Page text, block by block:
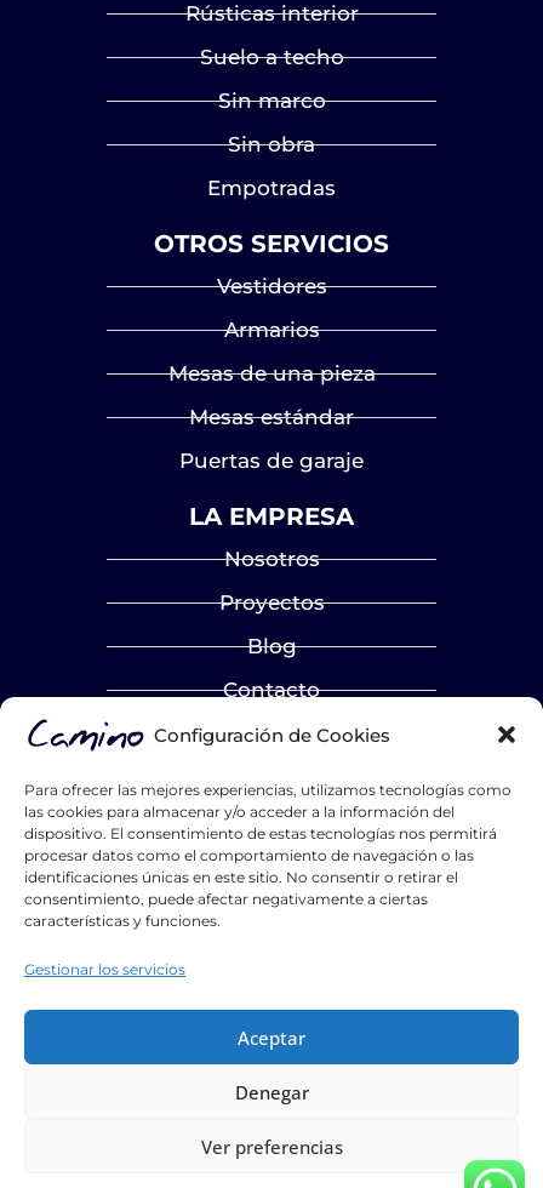
Configuración de Cookies
Para ofrecer las mejores experiencias, utilizamos tecnologías como
las cookies para almacenar y/o acceder a la información del
dispositivo. El consentimiento de estas tecnologías nos permitirá
procesar datos como el comportamiento de navegación o las
identificaciones únicas en este sitio. No consentir o retirar el
consentimiento, puede afectar negativamente a ciertas
características y funciones.
Gestionar los servicios
Aceptar
Denegar
Ver preferencias
Rústicas interior
Suelo a techo
Sin marco
Sin obra
Empotradas
OTROS SERVICIOS
Vestidores
Armarios
Mesas de una pieza
Mesas estándar
Puertas de garaje
LA EMPRESA
Nosotros
Proyectos
Blog
Contacto
Catálogos
List Title #1
List Title #2
List Title #3
TiktokInstagram
YoutubePinterestFacebook
Linkedin
Todos los derechos reservados
Condiciones de